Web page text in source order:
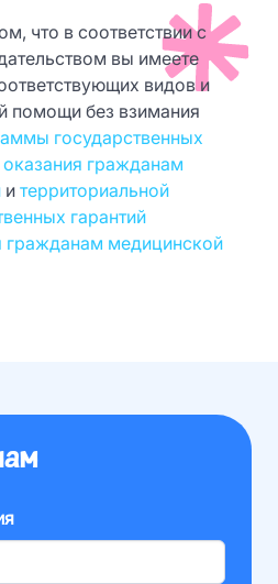
что в соответствии с
вы имеете
видов и
помощи без взимания
государственных
оказания гражданам
и территориальной
гарантий
гражданам медицинской